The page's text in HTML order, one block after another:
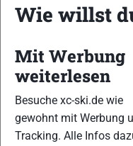
41
Wie willst
Mit Werbung
weiterlesen
Besuche xc-ski.de wie
gewohnt mit Werbung
Tracking. Alle Infos